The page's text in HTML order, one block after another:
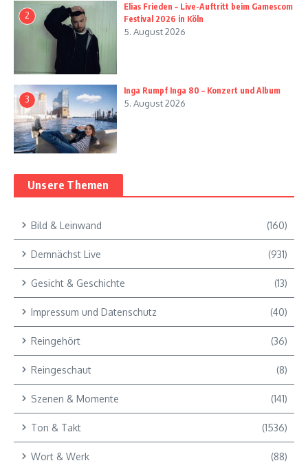
2
Elias Frieden – Live-Auftritt beim Gamescom
Festival 2026 in Köln
5. August 2026
3
Inga Rumpf Inga 80 – Konzert und Album
5. August 2026
Unsere Themen
Bild & Leinwand (160)
Demnächst Live (931)
Gesicht & Geschichte (13)
Impressum und Datenschutz (40)
Reingehört (36)
Reingeschaut (8)
Szenen & Momente (141)
Ton & Takt (1536)
Wort & Werk (88)